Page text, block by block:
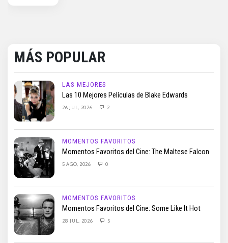
MÁS POPULAR
LAS MEJORES
Las 10 Mejores Películas de Blake Edwards
26 JUL, 2026 2
MOMENTOS FAVORITOS
Momentos Favoritos del Cine: The Maltese Falcon
5 AGO, 2026 0
MOMENTOS FAVORITOS
Momentos Favoritos del Cine: Some Like It Hot
28 JUL, 2026 5